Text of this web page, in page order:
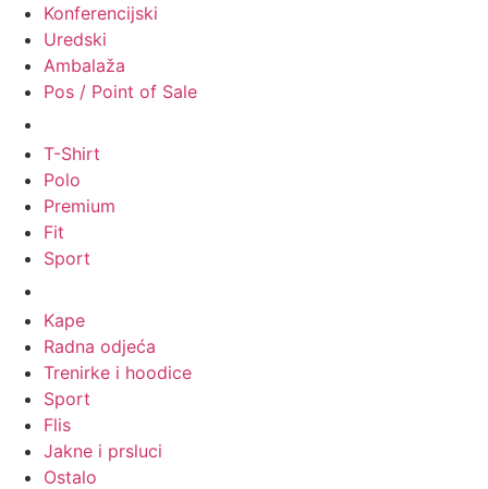
Konferencijski
Uredski
Ambalaža
Pos / Point of Sale
T-Shirt
Polo
Premium
Fit
Sport
Kape
Radna odjeća
Trenirke i hoodice
Sport
Flis
Jakne i prsluci
Ostalo